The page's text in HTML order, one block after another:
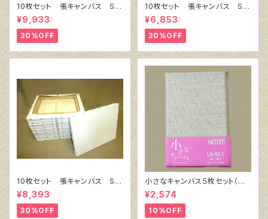
10枚セット 張キャンバス Sn
owWhite SPC（綿・ポリエステ
ル）F8 455㎜×380㎜
¥9,933
30%OFF
10枚セット 張キャンバス Sn
owWhite SPC（綿・ポリエステ
ル）F4 333㎜×242㎜
¥6,853
30%OFF
10枚セット 張キャンバス Sn
owWhite SPC（綿・ポリエステ
ル）F6 410㎜×318㎜
¥8,393
30%OFF
小さなキャンバス５枚セット（麻
キャンバス裏面張り）
¥2,574
10%OFF